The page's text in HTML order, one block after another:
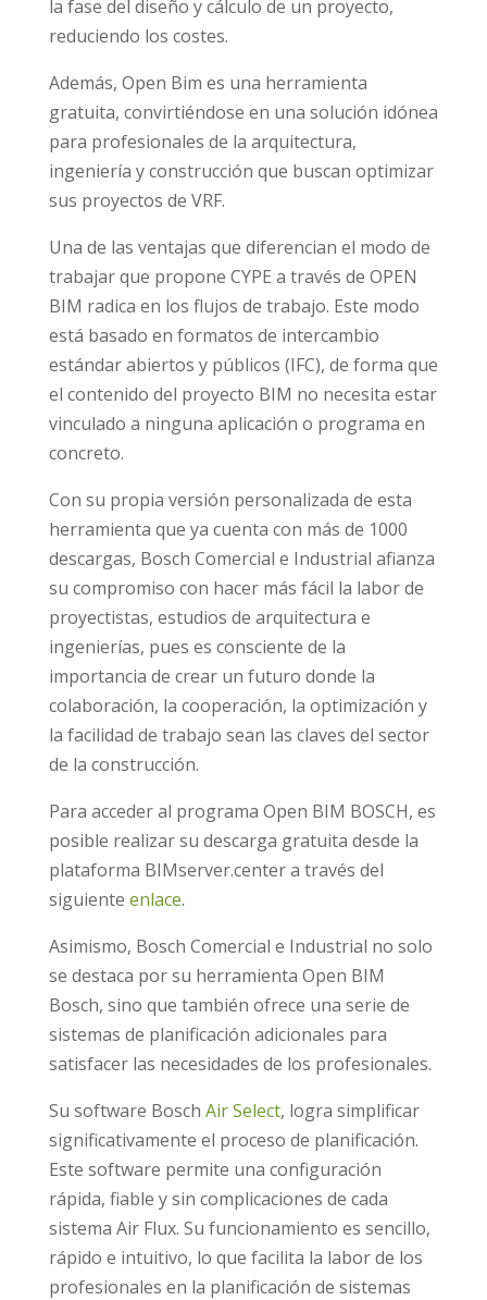
la fase del diseño y cálculo de un proyecto,
reduciendo los costes.
Además, Open Bim es una herramienta
gratuita, convirtiéndose en una solución idónea
para profesionales de la arquitectura,
ingeniería y construcción que buscan optimizar
sus proyectos de VRF.
Una de las ventajas que diferencian el modo de
trabajar que propone CYPE a través de OPEN
BIM radica en los flujos de trabajo. Este modo
está basado en formatos de intercambio
estándar abiertos y públicos (IFC), de forma que
el contenido del proyecto BIM no necesita estar
vinculado a ninguna aplicación o programa en
concreto.
Con su propia versión personalizada de esta
herramienta que ya cuenta con más de 1000
descargas, Bosch Comercial e Industrial afianza
su compromiso con hacer más fácil la labor de
proyectistas, estudios de arquitectura e
ingenierías, pues es consciente de la
importancia de crear un futuro donde la
colaboración, la cooperación, la optimización y
la facilidad de trabajo sean las claves del sector
de la construcción.
Para acceder al programa Open BIM BOSCH, es
posible realizar su descarga gratuita desde la
plataforma BIMserver.center a través del
siguiente enlace.
Asimismo, Bosch Comercial e Industrial no solo
se destaca por su herramienta Open BIM
Bosch, sino que también ofrece una serie de
sistemas de planificación adicionales para
satisfacer las necesidades de los profesionales.
Su software Bosch Air Select, logra simplificar
significativamente el proceso de planificación.
Este software permite una configuración
rápida, fiable y sin complicaciones de cada
sistema Air Flux. Su funcionamiento es sencillo,
rápido e intuitivo, lo que facilita la labor de los
profesionales en la planificación de sistemas